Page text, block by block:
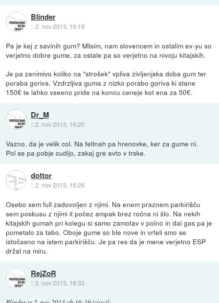
Blinder
::2. nov 2013, 16:19
Pa je kej z savinih gum? Milsim, nam slovencem in ostalim ex-yu so
verjetno dobre gume, za ostale pa so verjetno na nivoju kitajskih.
Je pa zanimivo koliko na *strošek* vpliva zivljenjska doba gum ter
poraba goriva. Vzdrzljiva guma z nizko porabo goriva ki stane
150€ te lahko vseeno pride na koncu ceneje kot ena za 50€.
Dr_M
::2. nov 2013, 16:20
Vazno, da je velik col. Na fetlnah pa hrenovke, ker za gume ni.
Pol se pa pobje cudijo, zakaj gre avto v trske.
dottor
::2. nov 2013, 16:26
Osebo sem full zadovoljen z njimi. Na enem praznem parkirišču
sem poskusu z njimi it počez ampak brez ročna ni šlo. Na nekih
kitajskih gumah pri kolegu si samo zamotav v polno in dal gas pa je
pometalo za tabo. Oboje gume so ble nove in vrteli smo se
istočasno na istem parkirišču. Je pa res da je mene verjetno ESP
držal na miru.
RejZoR
::2. nov 2013, 16:33